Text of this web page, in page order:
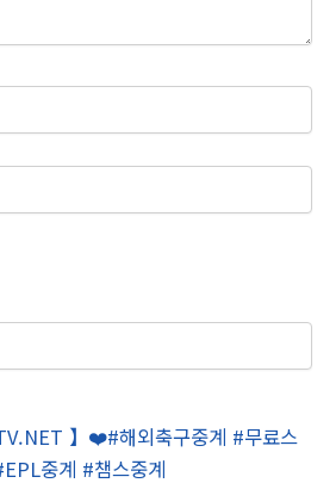
】❤️#해외축구중계 #무료스
중계 #챔스중계